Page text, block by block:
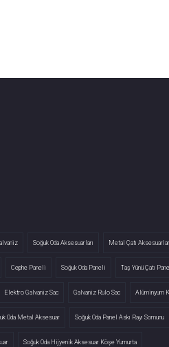
Soğuk Oda Aksesuarları Metal Çatı
Cephe Paneli Soğuk Oda Paneli Taş Yünü Çatı
Elektro Galvaniz Sac Galvaniz Rulo Sac Alüminyum
Oda Metal Aksesuar Soğuk Oda Panel Askı Rayı Somunu
Soğuk Oda Hijyenik Aksesuar Köşe Yumurta